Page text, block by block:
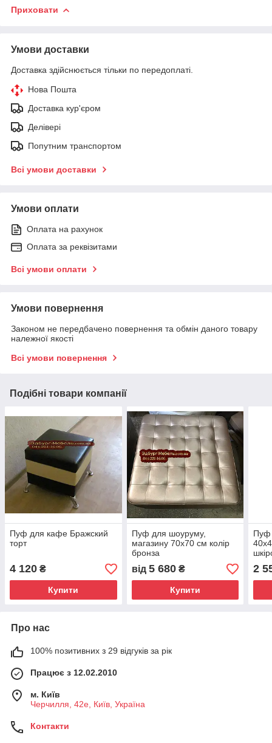
Приховати
Умови доставки
Доставка здійснюється тільки по передоплаті.
Нова Пошта
Доставка кур'єром
Делівері
Попутним транспортом
Всі умови доставки
Умови оплати
Оплата на рахунок
Оплата за реквізитами
Всі умови оплати
Умови повернення
Законом не передбачено повернення та обмін даного товару
належної якості
Всі умови повернення
Подібні товари компанії
Пуф для кафе Бражский
торт
4 120 ₴
Купити
Пуф для шоуруму,
магазину 70х70 см колір
бронза
від 5 680₴
Купити
Пуф
2
Про нас
100% позитивних з 29 відгуків за рік
Працює з 12.02.2010
м. Київ
Черчилля, 42е, Київ, Україна
Контакти